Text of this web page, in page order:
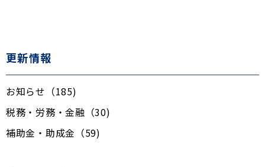
更新情報
お知らせ（185)
税務・労務・金融（30)
補助金・助成金（59)